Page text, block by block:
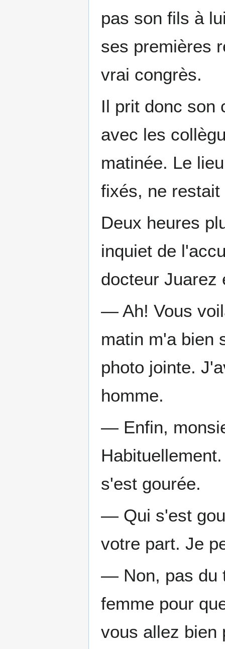
pas son fils à
ses premières
vrai congrès.
Il prit donc son
avec les
matinée. Le
fixés, ne
Deux heures
inquiet de
docteur Juarez
— Ah! Vous
matin m'a bien
photo jointe.
homme.
— Enfin,
s'est gourée.
— Qui s'est
votre part. Je
— Non, pas du
femme pour
vous allez bien